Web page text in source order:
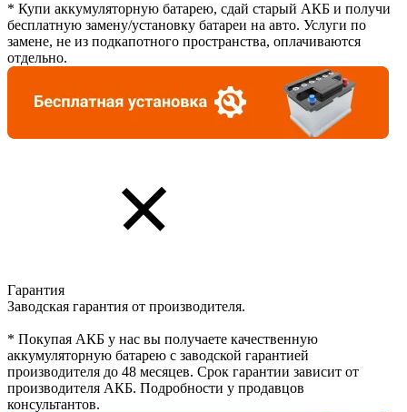
* Купи аккумуляторную батарею, сдай старый АКБ и получи
бесплатную замену/установку батареи на авто. Услуги по
замене, не из подкапотного пространства, оплачиваются
отдельно.
Гарантия
Заводская гарантия от производителя.
* Покупая АКБ у нас вы получаете качественную
аккумуляторную батарею с заводской гарантией
производителя до 48 месяцев. Срок гарантии зависит от
производителя АКБ. Подробности у продавцов
консультантов.